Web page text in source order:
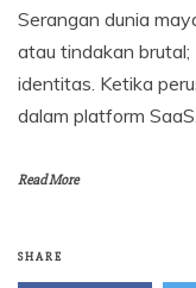
Serangan dunia
atau tindakan brutal;
identitas. Ketika
dalam platform SaaS,
Read More
SHARE